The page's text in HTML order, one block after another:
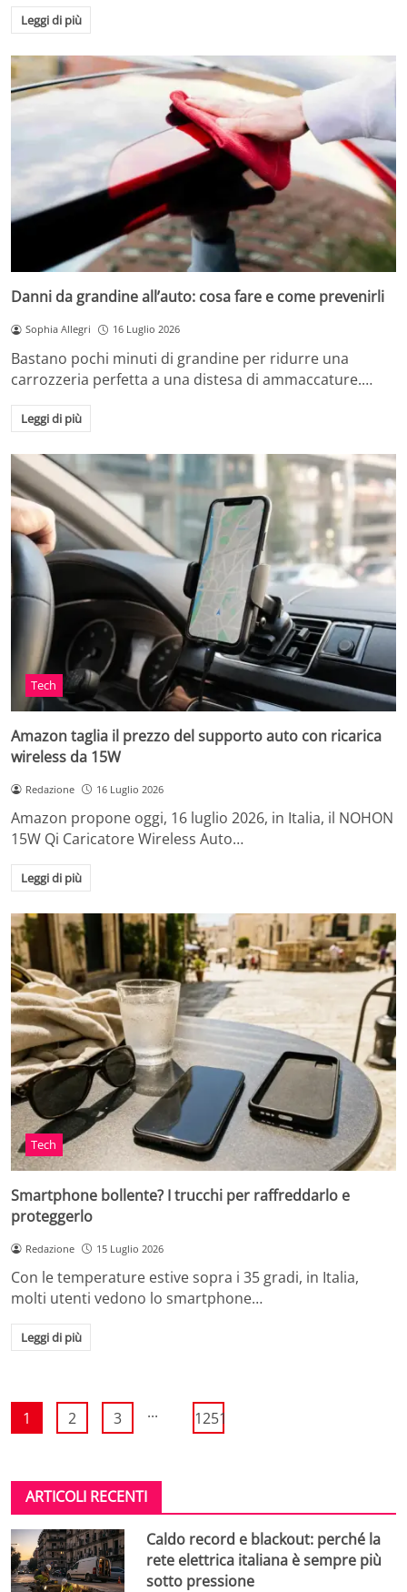
Leggi di più
Danni da grandine all’auto: cosa fare e come prevenirli
Sophia Allegri 16 Luglio 2026
Bastano pochi minuti di grandine per ridurre una
carrozzeria perfetta a una distesa di ammaccature.…
Leggi di più
Tech
Amazon taglia il prezzo del supporto auto con ricarica
wireless da 15W
Redazione 16 Luglio 2026
Amazon propone oggi, 16 luglio 2026, in Italia, il NOHON
15W Qi Caricatore Wireless Auto…
Leggi di più
Tech
Smartphone bollente? I trucchi per raffreddarlo e
proteggerlo
Redazione 15 Luglio 2026
Con le temperature estive sopra i 35 gradi, in Italia,
molti utenti vedono lo smartphone…
Leggi di più
1 2 3 ... 1251
ARTICOLI RECENTI
Caldo record e blackout: perché la
rete elettrica italiana è sempre più
sotto pressione